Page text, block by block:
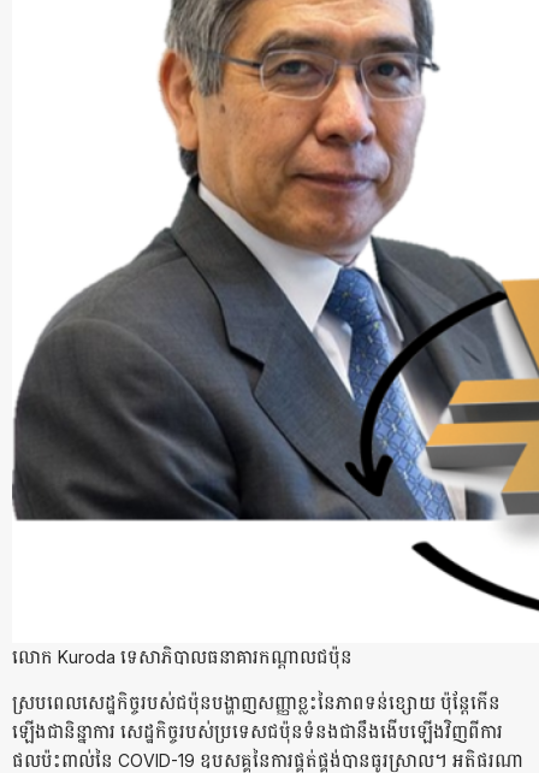
​លោក​ Ku​rod​a​ ​ទេសាភិបាល​ធនាគារ​កណ្តាល​ជប៉ុន​
​ស្រប​ពេល​សេដ្ឋកិច្ច​របស់​ជប៉ុន​បង្ហាញ​សញ្ញា​ខ្លះ​នៃ​ភាព​ទន់ខ្សោយ​ ​ប៉ុន្តែ​កើន​
ឡើងជា​និន្នាការ​ ​សេដ្ឋកិច្ច​របស់​ប្រទេស​ជប៉ុន​ទំនងជា​នឹង​ងើបឡើង​វិញ​ពី​ការ​
ផល​ប៉ះពាល់​នៃ​ ​CO​V​I​D​-19 ​ឧបសគ្គ​នៃ​ការ​ផ្គត់ផ្គង់​បាន​ធូរស្រាល​។​ ​អតិផរណា​